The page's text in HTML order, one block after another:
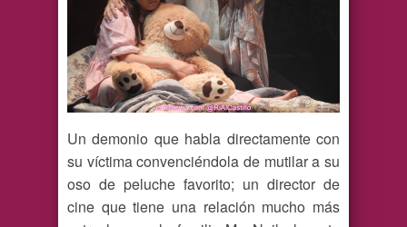
Un demonio que habla directamente con
su víctima convenciéndola de mutilar a su
oso de peluche favorito; un director de
cine que tiene una relación mucho más